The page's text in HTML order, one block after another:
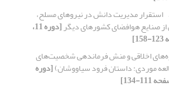
استقرار مدیریت دانش در نیروهای مسلح،
از صنایع هوافضای کشورهای دیگر [دوره 11،
اخلاقی و منش فرماندهی شخصیت‌های
موردی: داستان فرود سیاووشان)[دوره